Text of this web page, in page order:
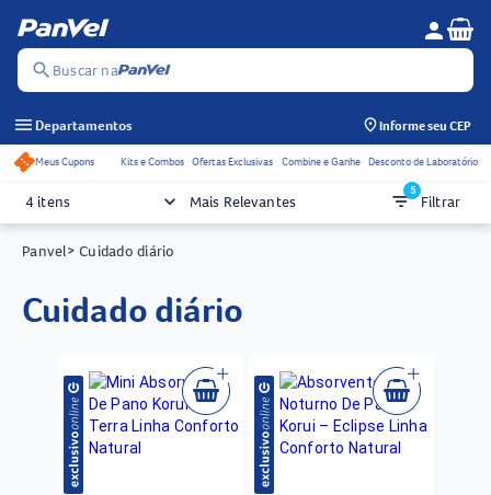
search Buscar na
Menu do
person
menu Departamentos Informe seu CEP
Acessos rápidos do cabeçalho
Meus Cupons Kits e Combos Ofertas Exclusivas Combine e Ganhe Desconto de Laboratório
4 itens keyboard_arrow_down Mais Relevantes filter_list5
Filtrar
Panvel> Cuidado diário
cuidado diário